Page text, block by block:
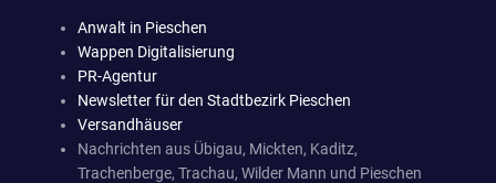
Anwalt in Pieschen
Wappen Digitalisierung
PR-Agentur
Newsletter für den Stadtbezirk Pieschen
Versandhäuser
Nachrichten aus Übigau, Mickten, Kaditz,
Trachenberge, Trachau, Wilder Mann und Pieschen